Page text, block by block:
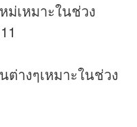
เหมาะในช่วง
ต่างๆเหมาะในช่วง